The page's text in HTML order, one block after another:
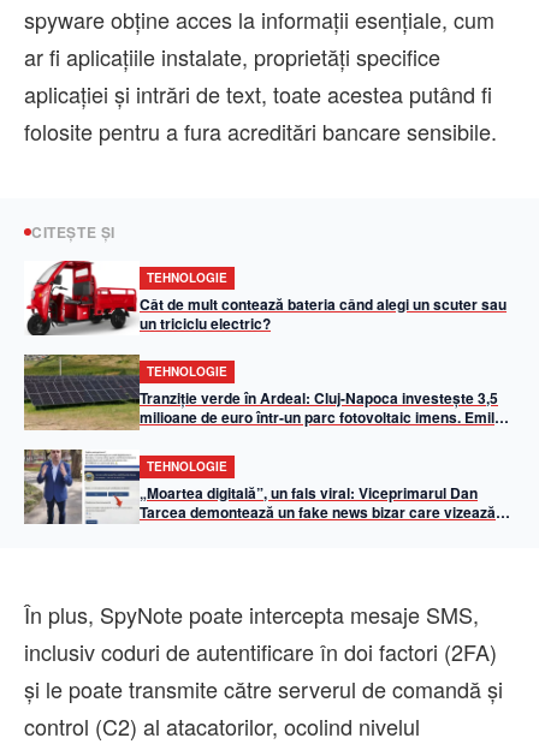
spyware obține acces la informații esențiale, cum
ar fi aplicațiile instalate, proprietăți specifice
aplicației și intrări de text, toate acestea putând fi
folosite pentru a fura acreditări bancare sensibile.
CITEȘTE ȘI
TEHNOLOGIE
Cât de mult contează bateria când alegi un scuter sau
un triciclu electric?
TEHNOLOGIE
Tranziție verde în Ardeal: Cluj-Napoca investește 3,5
milioane de euro într-un parc fotovoltaic imens. Emil
energie solară”
TEHNOLOGIE
„Moartea digitală”, un fals viral: Viceprimarul Dan
Tarcea demontează un fake news bizar care vizează
În plus, SpyNote poate intercepta mesaje SMS,
inclusiv coduri de autentificare în doi factori (2FA)
și le poate transmite către serverul de comandă și
control (C2) al atacatorilor, ocolind nivelul